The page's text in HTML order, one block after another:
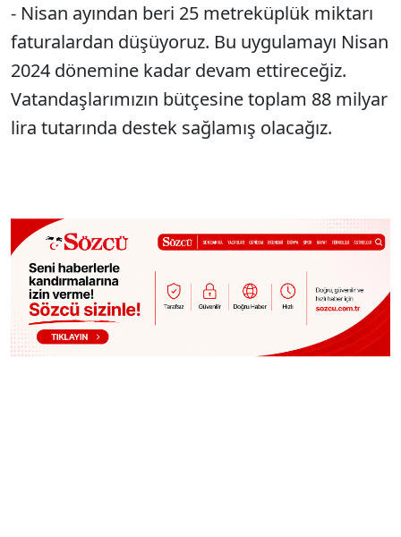
- Nisan ayından beri 25 metreküplük miktarı
faturalardan düşüyoruz. Bu uygulamayı Nisan
2024 dönemine kadar devam ettireceğiz.
Vatandaşlarımızın bütçesine toplam 88 milyar
lira tutarında destek sağlamış olacağız.